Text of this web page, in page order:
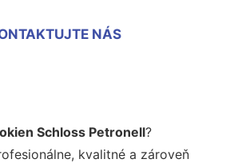
NÁS
Schloss Petronell?
kvalitné a zároveň